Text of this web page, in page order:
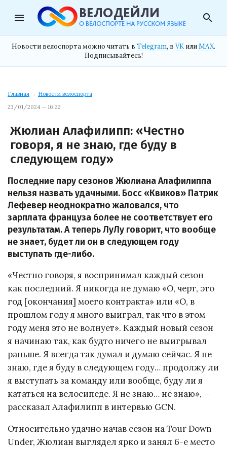
menu search
Новости велоспорта можно читать в Telegram, в VK илиMAX.
Подписывайтесь!
Главная → Новости велоспорта
23/01/2024 — 16:22
Жюлиан Алафилипп: «Честно
говоря, я не знаю, где буду в
следующем году»
Последние пару сезонов Жюлиана Алафилиппа
нельзя назвать удачными. Босс «Квиков» Патрик
Лефевер неоднократно жаловался, что
зарплата француза более не соответствует его
результатам. А теперь ЛуЛу говорит, что вообще
не знает, будет ли он в следующем году
выступать где-либо.
«Честно говоря, я воспринимал каждый сезон
как последний. Я никогда не думаю «О, черт, это
год [окончания] моего контракта» или «О, в
прошлом году я много выиграл, так что в этом
году меня это не волнует». Каждый новый сезон
я начинаю так, как будто ничего не выигрывал
раньше. Я всегда так думал и думаю сейчас. Я не
знаю, где я буду в следующем году… продолжу ли
я выступать за команду или вообще, буду ли я
кататься на велосипеде. Я не знаю… не знаю», —
рассказал Алафилипп в интервью GCN.
Относительно удачно начав сезон на Tour Down
Under, Жюлиан выглядел ярко и занял 6-е место